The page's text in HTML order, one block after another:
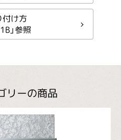
付け方
」参照
リーの商品